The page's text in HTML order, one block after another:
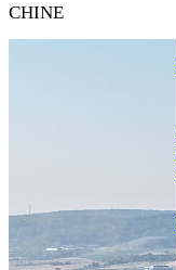
CHINE